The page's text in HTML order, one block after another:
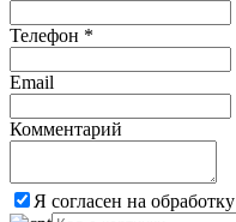
Телефон *
Email
Комментарий
Я согласен на обработку